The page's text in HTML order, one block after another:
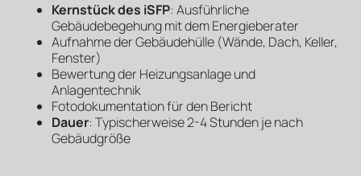
Kernstück des iSFP: Ausführliche
Gebäudebegehung mit dem Energieberater
Aufnahme der Gebäudehülle (Wände, Dach, Keller,
Fenster)
Bewertung der Heizungsanlage und
Anlagentechnik
Fotodokumentation für den Bericht
Dauer: Typischerweise 2-4 Stunden je nach
Gebäudgröße